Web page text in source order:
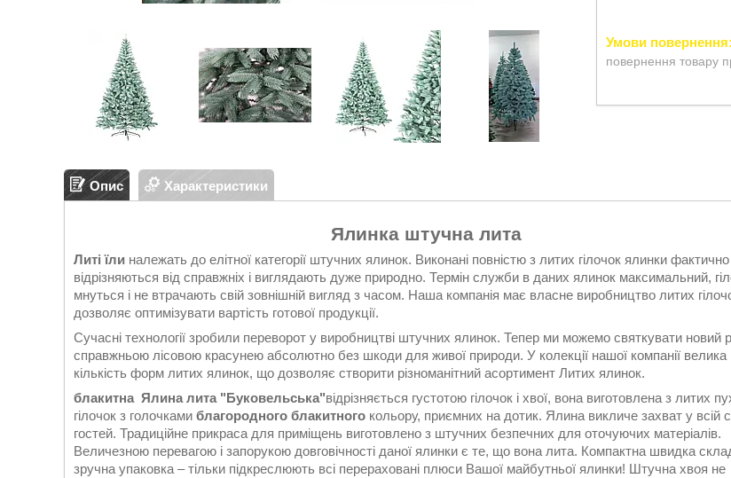
повернення товару
Опис Характеристики
Ялинка штучна лита
Литі їли належать до елітної категорії штучних ялинок. Виконані повністю з литих гілочок ялинки
відрізняються від справжніх і виглядають дуже природно. Термін служби в даних ялинок максимальний,
мнуться і не втрачають свій зовнішній вигляд з часом. Наша компанія має власне виробництво литих
дозволяє оптимізувати вартість готової продукції.
Сучасні технології зробили переворот у виробництві штучних ялинок. Тепер ми можемо святкувати новий
справжньою лісовою красунею абсолютно без шкоди для живої природи. У колекції нашої компанії велика
кількість форм литих ялинок, що дозволяє створити різноманітний асортимент Литих ялинок.
блакитна Ялина лита "Буковельська"відрізняється густотою гілочок і хвої, вона виготовлена з литих
гілочок з голочками благородного блакитного кольору, приємних на дотик. Ялина викличе захват у всій
гостей. Традиційне прикраса для приміщень виготовлено з штучних безпечних для оточуючих матеріалів.
Величезною перевагою і запорукою довговічності даної ялинки є те, що вона лита. Компактна швидка
зручна упаковка – тільки підкреслюють всі перераховані плюси Вашої майбутньої ялинки! Штучна хвоя не